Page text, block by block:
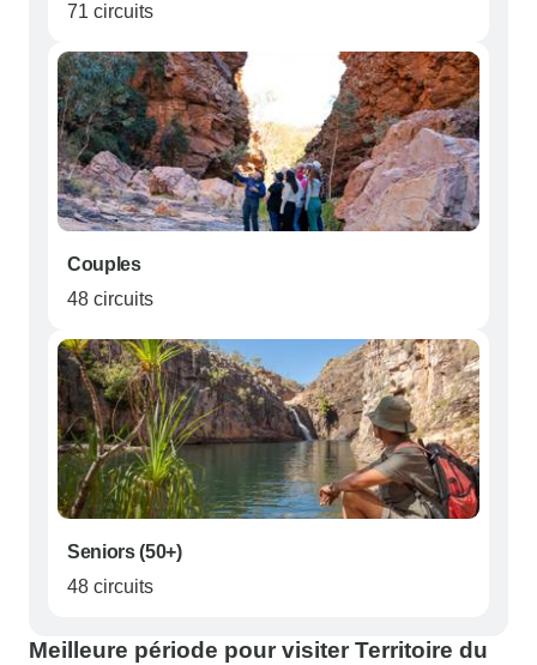
71 circuits
Couples
48 circuits
Seniors (50+)
48 circuits
Meilleure période pour visiter Territoire du